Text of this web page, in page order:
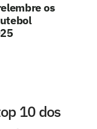
os
10 dos